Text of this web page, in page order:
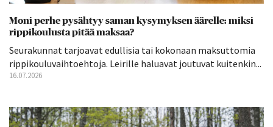
Moni perhe pysähtyy saman kysymyksen äärelle: miksi
rippikoulusta pitää maksaa?
Seurakunnat tarjoavat edullisia tai kokonaan maksuttomia
rippikouluvaihtoehtoja. Leirille haluavat joutuvat kuitenkin...
16.07.2026